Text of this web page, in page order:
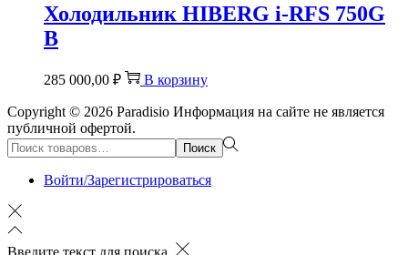
Холодильник HIBERG i-RFS 750G
B
285 000,00 ₽ В корзину
Copyright © 2026 Paradisio Информация на сайте не является
публичной офертой.
Поиск:>
Поиск
Войти/Зарегистрироваться
Введите текст для поиска.